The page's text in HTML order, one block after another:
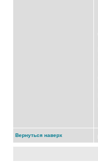
Вернуться наверх